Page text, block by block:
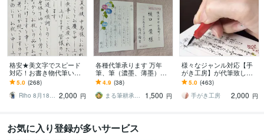
格安★美文字でスピード
対応！お書き物代筆いた
します 【最短即日発送】
宛名書き無料！願書や葉
書や式辞もOK◎
5.0 (268)
Riho 8月18日〜受付一時休止 2,000 円
各種代筆承ります 万年
筆、筆（濃墨、薄墨）、
ペン、場面に応じて、対
応可能
4.9 (38)
まる筆耕承ります
1,500 円
様々なジャンル対応【手
がき工房】が代筆致しま
す ☆手紙、履歴書、釣
書、宛名書き、命名書、
賞状など代筆致します
5.0 (463)
手がき工房
2,000 円
お気に入り登録が多いサービス